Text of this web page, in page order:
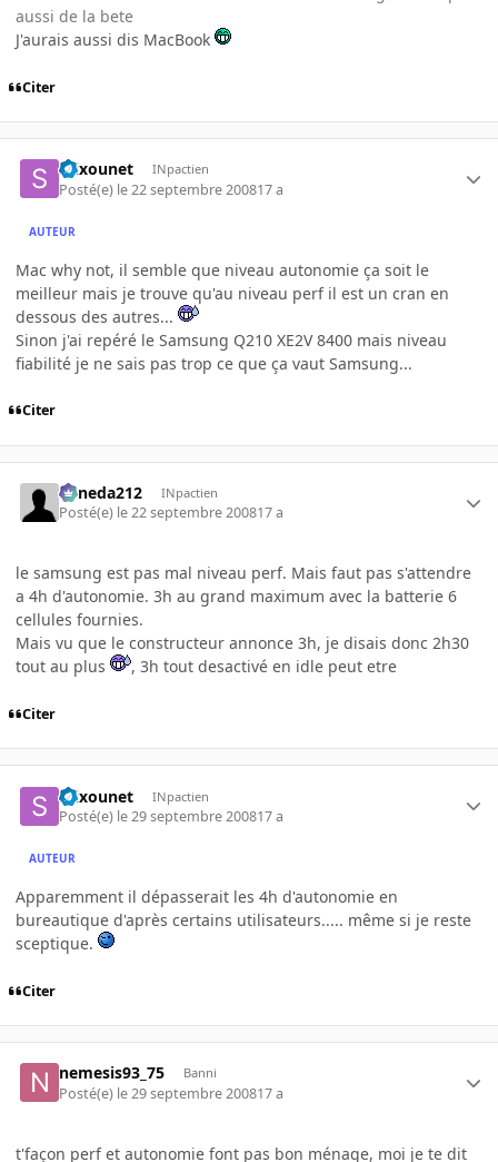
aussi de la bete
J'aurais aussi dis MacBook
Citer
Stixounet INpactien
Posté(e) le 22 septembre 200817 a
AUTEUR
Mac why not, il semble que niveau autonomie ça soit le
meilleur mais je trouve qu'au niveau perf il est un cran en
dessous des autres...
Sinon j'ai repéré le Samsung Q210 XE2V 8400 mais niveau
fiabilité je ne sais pas trop ce que ça vaut Samsung...
Citer
keneda212 INpactien
Posté(e) le 22 septembre 200817 a
le samsung est pas mal niveau perf. Mais faut pas s'attendre
a 4h d'autonomie. 3h au grand maximum avec la batterie 6
cellules fournies.
Mais vu que le constructeur annonce 3h, je disais donc 2h30
tout au plus
, 3h tout desactivé en idle peut etre
Citer
Stixounet INpactien
Posté(e) le 29 septembre 200817 a
AUTEUR
Apparemment il dépasserait les 4h d'autonomie en
bureautique d'après certains utilisateurs..... même si je reste
sceptique.
Citer
nemesis93_75 Banni
Posté(e) le 29 septembre 200817 a
t'façon perf et autonomie font pas bon ménage, moi je te dit